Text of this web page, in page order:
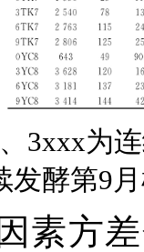
3xxx为
发酵第9
素方